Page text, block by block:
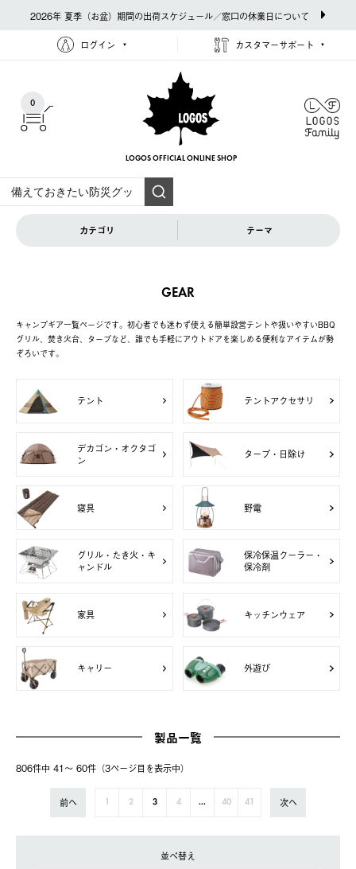
2026年 夏季（お盆）期間の出荷スケジュール／窓口の休業日について
ログイン カスタマーサポート
0
LOGOS OFFICIAL ONLINE SHOP
カテゴリ テーマ
GEAR
キャンプギア一覧ページです。初心者でも迷わず使える簡単設営テントや扱いやすいBBQ
グリル、焚き火台、タープなど、誰でも手軽にアウトドアを楽しめる便利なアイテムが勢
ぞろいです。
テント テントアクセサリ
デカゴン・オクタゴ
ン
タープ・日除け
寝具 野電
グリル・たき火・キ
ャンドル
保冷保温クーラー・
保冷剤
家具 キッチンウェア
キャリー 外遊び
製品一覧
806件中 41〜 60件（3ページ⽬を表⽰中）
前へ 2 3 4 ... 40 41 次へ
並べ替え